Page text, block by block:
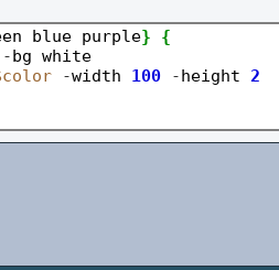
blue purple}
{
- bg white
-width 100 - height 2